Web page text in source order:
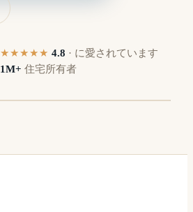
★★★★★ 4.8 · に愛されています
1M+ 住宅所有者
⇔